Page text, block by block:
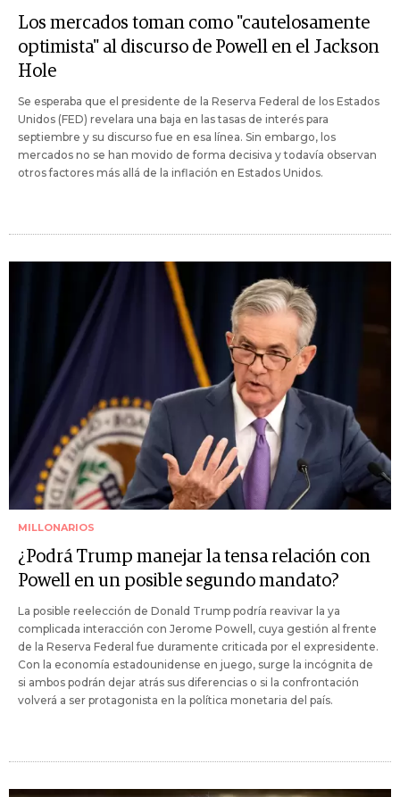
Los mercados toman como "cautelosamente
optimista" al discurso de Powell en el Jackson
Hole
Se esperaba que el presidente de la Reserva Federal de los Estados
Unidos (FED) revelara una baja en las tasas de interés para
septiembre y su discurso fue en esa línea. Sin embargo, los
mercados no se han movido de forma decisiva y todavía observan
otros factores más allá de la inflación en Estados Unidos.
MILLONARIOS
¿Podrá Trump manejar la tensa relación con
Powell en un posible segundo mandato?
La posible reelección de Donald Trump podría reavivar la ya
complicada interacción con Jerome Powell, cuya gestión al frente
de la Reserva Federal fue duramente criticada por el expresidente.
Con la economía estadounidense en juego, surge la incógnita de
si ambos podrán dejar atrás sus diferencias o si la confrontación
volverá a ser protagonista en la política monetaria del país.